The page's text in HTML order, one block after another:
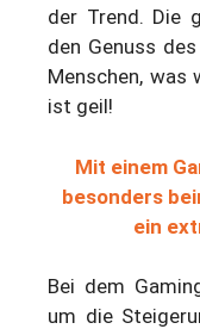
der Trend. Die
den Genuss
Menschen, was
ist geil!
Mit einem
besonders
ein
Bei dem
um die